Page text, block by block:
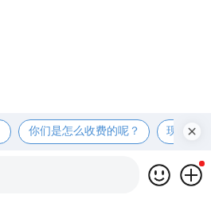
你们是怎么收费的呢？ 现在有